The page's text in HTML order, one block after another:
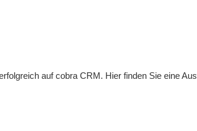
auf cobra CRM. Hier finden Sie eine